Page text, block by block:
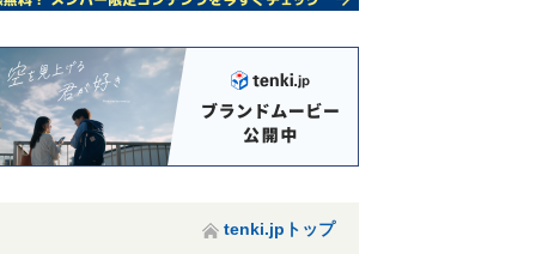
tenki.jpトップ